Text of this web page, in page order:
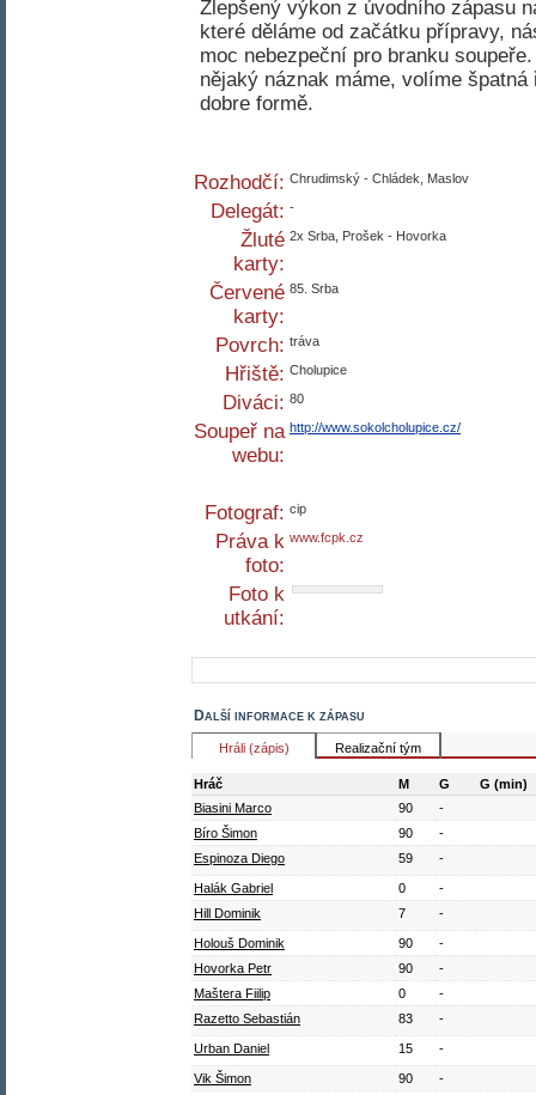
Zlepšený výkon z úvodního zápasu
které děláme od začátku přípravy,
moc nebezpeční pro branku
nějaký náznak máme, volíme
dobre formě.
Rozhodčí: Chrudimský - Chládek, Maslov
Delegát: -
Žluté
karty:
2x Srba, Prošek - Hovorka
Červené
karty:
85. Srba
Povrch: tráva
Hřiště: Cholupice
Diváci: 80
Soupeř na
webu:
http://www.sokolcholupice.cz/
Fotograf: cip
Práva k
foto:
www.fcpk.cz
Foto k
utkání:
Další informace k zápasu
Hráli (zápis) Realizační tým
Hráč M G
G (min)
Biasini Marco
90
-
Bíro Šimon
90
-
Espinoza Diego
59 -
Halák Gabriel 0
-
Hill Dominik
7 -
Holouš Dominik 90
-
Hovorka Petr
90
-
Maštera Fiilip
0
-
Razetto Sebastián
83 -
Urban Daniel 15 -
Vik Šimon 90
-